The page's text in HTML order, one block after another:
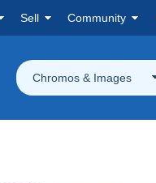
Sell Community
Chromos & Images